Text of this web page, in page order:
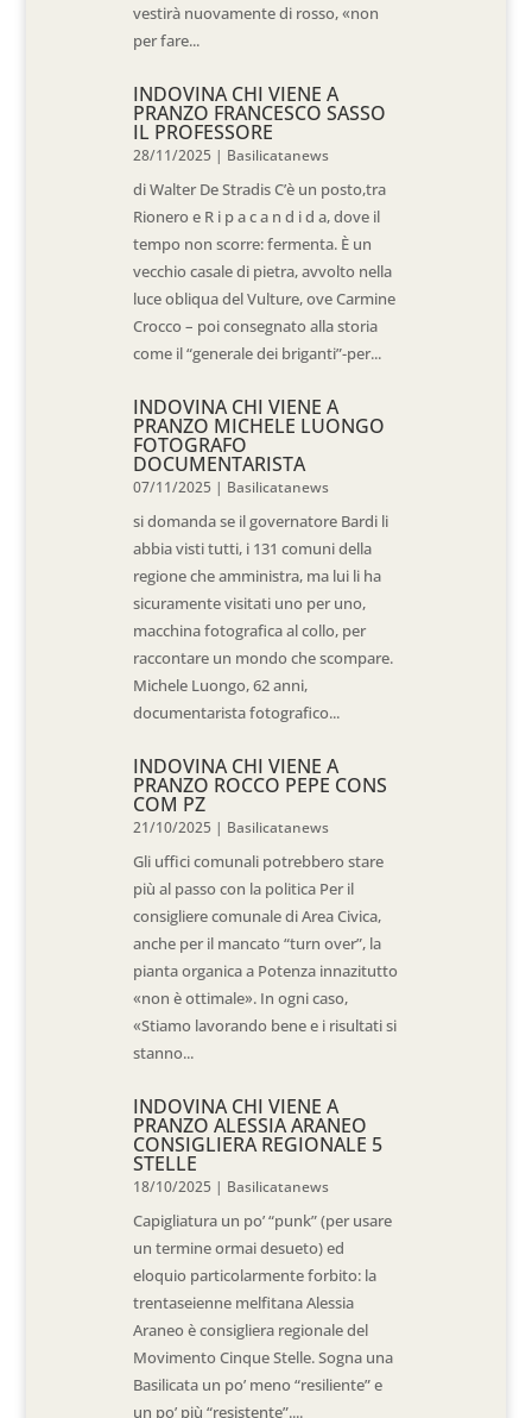
vestirà nuovamente di rosso, «non
per fare...
INDOVINA CHI VIENE A
PRANZO FRANCESCO SASSO
IL PROFESSORE
28/11/2025 | Basilicatanews
di Walter De Stradis C’è un posto,tra
Rionero e R i p a c a n d i d a, dove il
tempo non scorre: fermenta. È un
vecchio casale di pietra, avvolto nella
luce obliqua del Vulture, ove Carmine
Crocco – poi consegnato alla storia
come il “generale dei briganti”-per...
INDOVINA CHI VIENE A
PRANZO MICHELE LUONGO
FOTOGRAFO
DOCUMENTARISTA
07/11/2025 | Basilicatanews
si domanda se il governatore Bardi li
abbia visti tutti, i 131 comuni della
regione che amministra, ma lui li ha
sicuramente visitati uno per uno,
macchina fotografica al collo, per
raccontare un mondo che scompare.
Michele Luongo, 62 anni,
documentarista fotografico...
INDOVINA CHI VIENE A
PRANZO ROCCO PEPE CONS
COM PZ
21/10/2025 | Basilicatanews
Gli uffici comunali potrebbero stare
più al passo con la politica Per il
consigliere comunale di Area Civica,
anche per il mancato “turn over”, la
pianta organica a Potenza innazitutto
«non è ottimale». In ogni caso,
«Stiamo lavorando bene e i risultati si
stanno...
INDOVINA CHI VIENE A
PRANZO ALESSIA ARANEO
CONSIGLIERA REGIONALE 5
STELLE
18/10/2025 | Basilicatanews
Capigliatura un po’ “punk” (per usare
un termine ormai desueto) ed
eloquio particolarmente forbito: la
trentaseienne melfitana Alessia
Araneo è consigliera regionale del
Movimento Cinque Stelle. Sogna una
Basilicata un po’ meno “resiliente” e
un po’ più “resistente”....